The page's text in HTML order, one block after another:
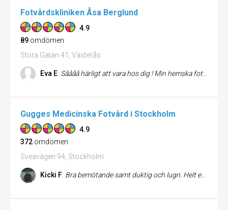
Fotvårdskliniken Åsa Berglund
4.9
89 omdömen
Stora Gatan 41, Västerås
Eva E: Såååå härligt att vara hos dig ! Min hemska fot är som ny. Bättre fotvård kan man inte få. Vi ses i juli
Gugges Medicinska Fotvård i Stockholm
4.9
372 omdömen
Sveavägen 94, Stockholm
Kicki F: Bra bemötande samt duktig och lugn. Helt enkelt ett toppenbesök!